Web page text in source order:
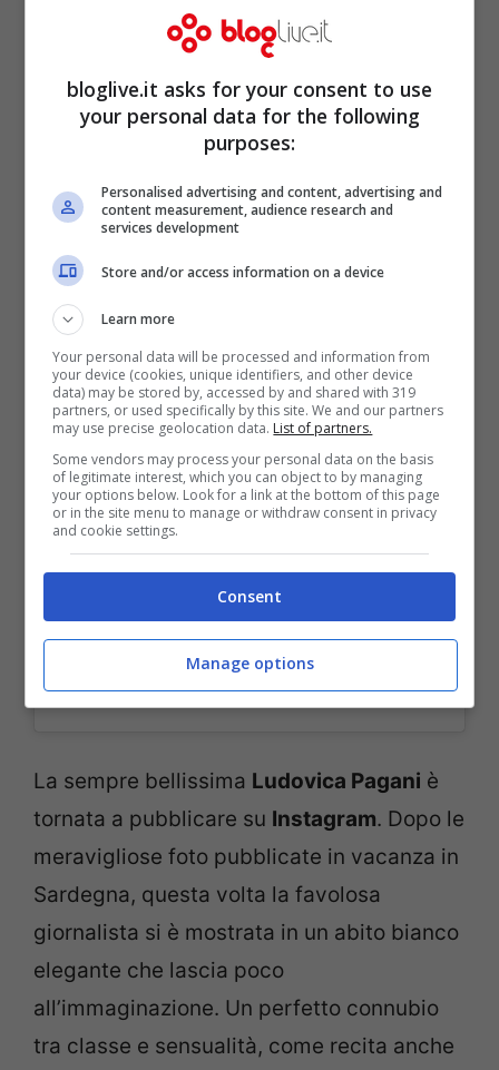
Classy 💋 #outfitoftheday
Un post condiviso daLUDOVICA PAGANI(@ludovicapagani) in data:
La sempre bellissima Ludovica Pagani è
tornata a pubblicare su Instagram. Dopo le
meravigliose foto pubblicate in vacanza in
Sardegna, questa volta la favolosa
giornalista si è mostrata in un abito bianco
elegante che lascia poco
all’immaginazione. Un perfetto connubio
tra classe e sensualità, come recita anche
bloglive.it asks for your consent to use
your personal data for the following
purposes:
Personalised advertising and content, advertising and
content measurement, audience research and
services development
Store and/or access information on a device
Learn more
Your personal data will be processed and information from
your device (cookies, unique identifiers, and other device
data) may be stored by, accessed by and shared with 319
partners, or used specifically by this site. We and our partners
may use precise geolocation data. List of partners.
Some vendors may process your personal data on the basis
of legitimate interest, which you can object to by managing
your options below. Look for a link at the bottom of this page
or in the site menu to manage or withdraw consent in privacy
and cookie settings.
Consent
Manage options